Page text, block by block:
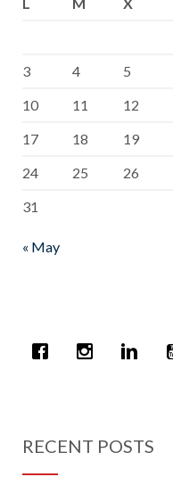
3
4 5
10
11 12
17
18 19
24
25 26
31
« May
RECENT POSTS